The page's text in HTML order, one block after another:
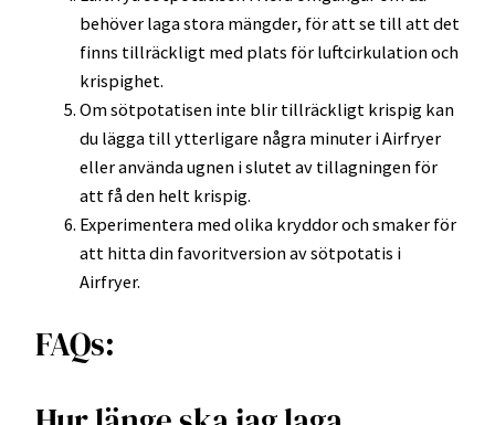
behöver laga stora mängder, för att se till att det
finns tillräckligt med plats för luftcirkulation och
krispighet.
Om sötpotatisen inte blir tillräckligt krispig kan
du lägga till ytterligare några minuter i Airfryer
eller använda ugnen i slutet av tillagningen för
att få den helt krispig.
Experimentera med olika kryddor och smaker för
att hitta din favoritversion av sötpotatis i
Airfryer.
FAQs: